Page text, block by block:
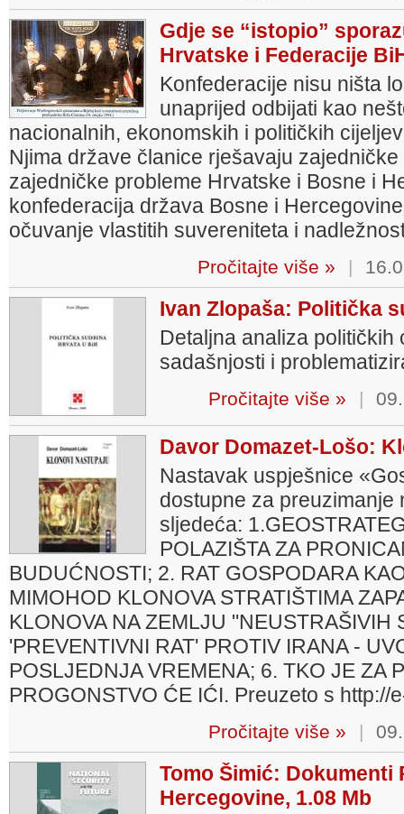
Gdje se “istopio”
Hrvatske i Federacije
Konfederacije nisu ništa
unaprijed odbijati kao
nacionalnih, ekonomskih i političkih
Njima države članice rješavaju
zajedničke probleme Hrvatske i Bosne i
konfederacija država Bosne i
očuvanje vlastitih suvereniteta i
Pročitajte više » |
Ivan Zlopaša: Politička
Detaljna analiza
sadašnjosti i
Pročitajte više » |
Davor Domazet-Lošo:
Nastavak uspješnice
dostupne za preuzimanje
sljedeća:
POLAZIŠTA ZA
BUDUĆNOSTI; 2. RAT GOSPODARA
MIMOHOD KLONOVA STRATIŠTIMA
KLONOVA NA ZEMLJU "NEUSTRAŠIVIH
'PREVENTIVNI RAT' PROTIV IRANA -
POSLJEDNJA VREMENA; 6. TKO JE ZA
PROGONSTVO ĆE IĆI. Preuzeto s http://
Pročitajte više » |
Tomo Šimić:
Hercegovine, 1.08 Mb